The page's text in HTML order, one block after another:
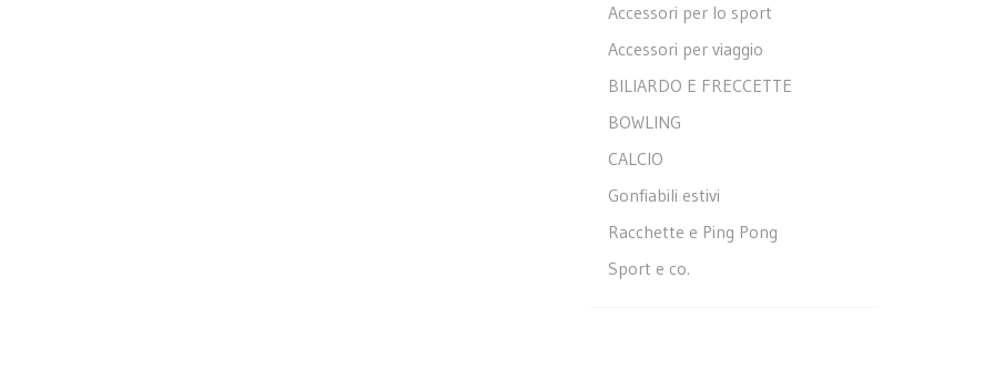
Accessori per lo sport
Accessori per viaggio
BILIARDO E FRECCETTE
BOWLING
CALCIO
Gonfiabili estivi
Racchette e Ping Pong
Sport e co.